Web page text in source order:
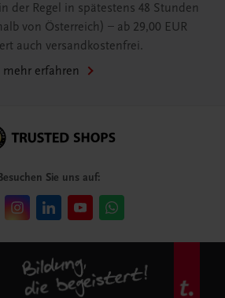
der Regel in spätestens 48 Stunden
von Österreich) – ab 29,00 EUR
auch versandkostenfrei.
mehr erfahren
Sie uns auf: